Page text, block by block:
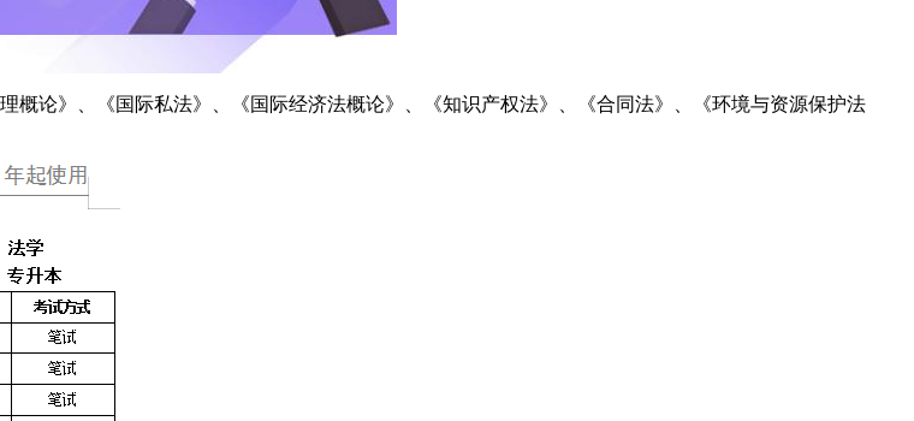
概论》、《国际私法》、《国际经济法概论》、《知识产权法》、《合同法》、《环境与资源保护法